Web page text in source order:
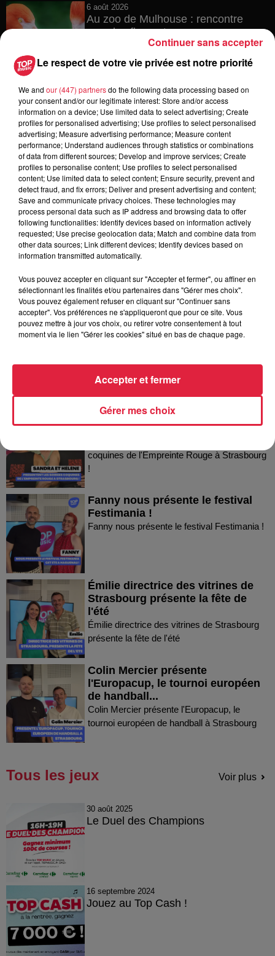
6 août 2026
Au zoo de Mulhouse : rencontre
avec les flamants rouges
6 août 2026
Les dernières infos sur la venue du
pape à Metz en septembre
5 août 2026
Europa-Park : des précisons sur
l’après Euro-Mir
Dans la même série
Thierry du Domaine Wunsch et
Sandra et Estelle présentent les
soirées coquines de l'Empreinte...
coquines de l'Empreinte Rouge à Strasbourg
!
Fanny nous présente le festival
Festimania !
Fanny nous présente le festival Festimania !
Émilie directrice des vitrines de
Strasbourg présente la fête de
l'été
Émilie directrice des vitrines de Strasbourg
présente la fête de l'été
Colin Mercier présente
l'Europacup, le tournoi européen
de handball...
Colin Mercier présente l'Europacup, le
tournoi européen de handball à Strasbourg
Tous les jeux Voir plus
30 août 2025
Le Duel des Champions
16 septembre 2024
Jouez au Top Cash !
Le respect de votre vie privée est notre priorité
We and our (447) partnersdo the following data processing based on
your consent and/or our legitimate interest: Store and/or access
information on a device; Use limited data to select advertising; Create
profiles for personalised advertising; Use profiles to select personalised
advertising; Measure advertising performance; Measure content
performance; Understand audiences through statistics or combinations
of data from different sources; Develop and improve services; Create
profiles to personalise content; Use profiles to select personalised
content; Use limited data to select content; Ensure security, prevent and
detect fraud, and fix errors; Deliver and present advertising and content;
Save and communicate privacy choices. These technologies may
process personal data such as IP address and browsing data to offer
following functionalities: Identify devices based on information actively
requested; Use precise geolocation data; Match and combine data from
other data sources; Link different devices; Identify devices based on
information transmitted automatically.
Vous pouvez accepter en cliquant sur "Accepter et fermer", ou affiner en
sélectionnant les finalités et/ou partenaires dans "Gérer mes choix".
Vous pouvez également refuser en cliquant sur "Continuer sans
accepter". Vos préférences ne s'appliqueront que pour ce site. Vous
pouvez mettre à jour vos choix, ou retirer votre consentement à tout
moment via le lien "Gérer les cookies" situé en bas de chaque page.
Gérer mes choix
Accepter et fermer
Continuer sans accepter